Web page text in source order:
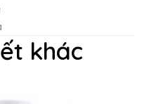
khác